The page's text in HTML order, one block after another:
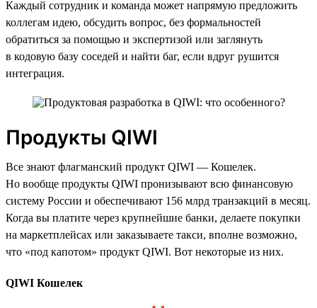
Каждый сотрудник и команда может напрямую предложить
коллегам идею, обсудить вопрос, без формальностей
обратиться за помощью и экспертизой или заглянуть
в кодовую базу соседей и найти баг, если вдруг рушится
интеграция.
Продукты QIWI
Все знают флагманский продукт QIWI — Кошелек.
Но вообще продукты QIWI пронизывают всю финансовую
систему России и обеспечивают 156 млрд транзакций в месяц.
Когда вы платите через крупнейшие банки, делаете покупки
на маркетплейсах или заказываете такси, вполне возможно,
что «под капотом» продукт QIWI. Вот некоторые из них.
QIWI Кошелек